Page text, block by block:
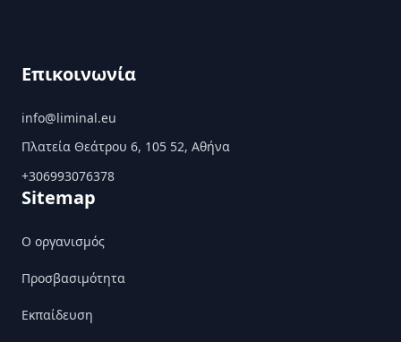
Επικοινωνία
info@liminal.eu
Πλατεία Θεάτρου 6, 105 52, Αθήνα
+306993076378
Sitemap
Ο οργανισμός
Προσβασιμότητα
Εκπαίδευση